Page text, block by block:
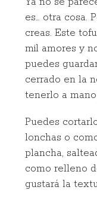
es… otra cosa.
creas. Este tofu
mil amores y
puedes
cerrado en la
tenerlo a
Puedes
lonchas o
plancha,
como relleno
gustará la